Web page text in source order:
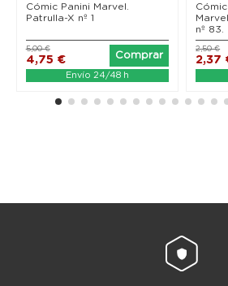
Cómic Panini Marvel.
Patrulla-X nº 1
4,75 €
5,00 €
Comprar
Envío 24/48 h
nº 83.
2,37
2,50 €